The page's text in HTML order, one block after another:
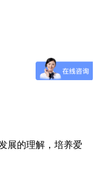
展的理解，培养爱